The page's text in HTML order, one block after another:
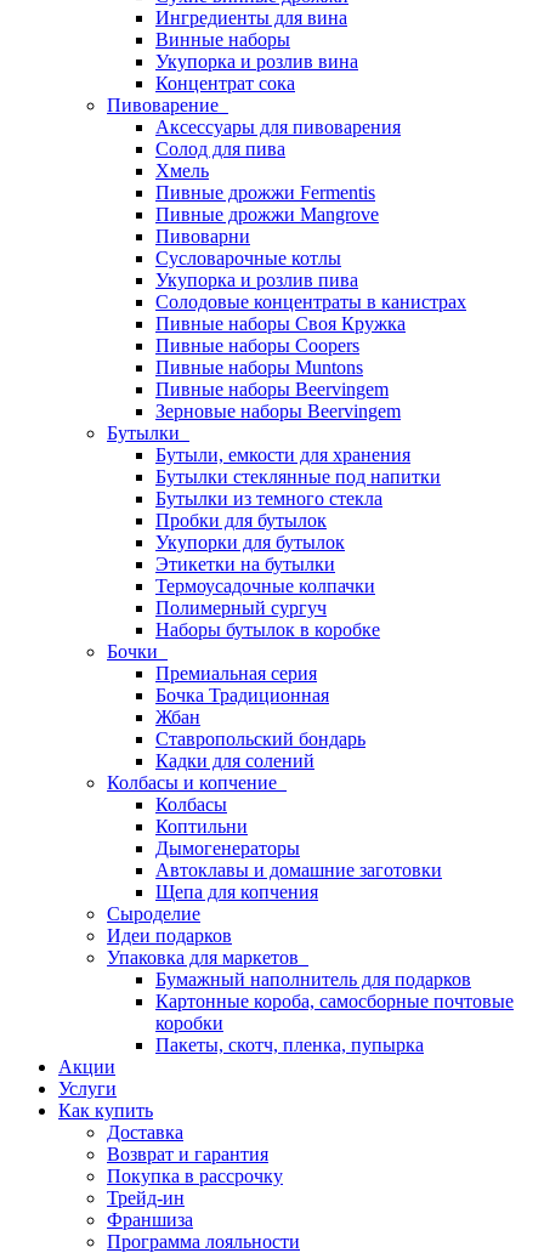
Ингредиенты для вина
Винные наборы
Укупорка и розлив вина
Концентрат сока
Пивоварение
Аксессуары для пивоварения
Солод для пива
Хмель
Пивные дрожжи Fermentis
Пивные дрожжи Mangrove
Пивоварни
Сусловарочные котлы
Укупорка и розлив пива
Солодовые концентраты в канистрах
Пивные наборы Своя Кружка
Пивные наборы Coopers
Пивные наборы Muntons
Пивные наборы Beervingem
Зерновые наборы Beervingem
Бутылки
Бутыли, емкости для хранения
Бутылки стеклянные под напитки
Бутылки из темного стекла
Пробки для бутылок
Укупорки для бутылок
Этикетки на бутылки
Термоусадочные колпачки
Полимерный сургуч
Наборы бутылок в коробке
Бочки
Премиальная серия
Бочка Традиционная
Жбан
Ставропольский бондарь
Кадки для солений
Колбасы и копчение
Колбасы
Коптильни
Дымогенераторы
Автоклавы и домашние заготовки
Щепа для копчения
Сыроделие
Идеи подарков
Упаковка для маркетов
Бумажный наполнитель для подарков
Картонные короба, самосборные почтовые
коробки
Пакеты, скотч, пленка, пупырка
Акции
Услуги
Как купить
Доставка
Возврат и гарантия
Покупка в рассрочку
Трейд-ин
Франшиза
Программа лояльности